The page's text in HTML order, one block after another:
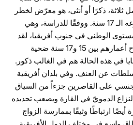
ثلاثة، ذكرًا أو أنثى، هو معرّض لخطر
الاعتداء الجنسي قبل بلوغه الـ 17 سنة. ووفقًا للدراسة، وهي
الوطني في جنوب أفريقيا، لقد
وقع 784967 شابًا تتراوح أعمارهم بين 15 و17 سنة ضحية
في هذه الحالة هم في الغالب ذكور.
عن العنف. وفي بلدان أفريقية
على القاصرين جزءاً من السياق
الدمويّ في القارة ويصعب تحديده
أيضًا ارتباطًا وثيقًا بممارسة الزواج